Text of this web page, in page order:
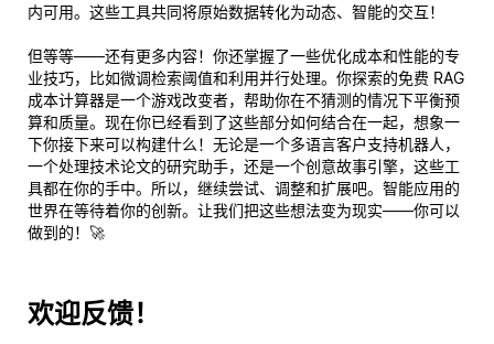
内可用。这些工具共同将原始数据转化为动态、智能的交互！
但等等——还有更多内容！你还掌握了一些优化成本和性能的专
业技巧，比如微调检索阈值和利用并行处理。你探索的免费 RAG
成本计算器是一个游戏改变者，帮助你在不猜测的情况下平衡预
算和质量。现在你已经看到了这些部分如何结合在一起，想象一
下你接下来可以构建什么！无论是一个多语言客户支持机器人，
一个处理技术论文的研究助手，还是一个创意故事引擎，这些工
具都在你的手中。所以，继续尝试、调整和扩展吧。智能应用的
世界在等待着你的创新。让我们把这些想法变为现实——你可以
做到的！🚀
欢迎反馈！